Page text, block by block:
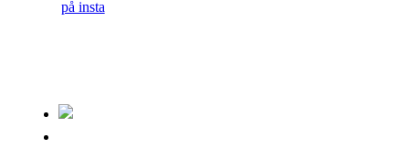
på insta